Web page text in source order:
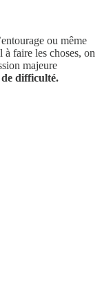
ou même
faire les choses, on
majeure
difficulté.